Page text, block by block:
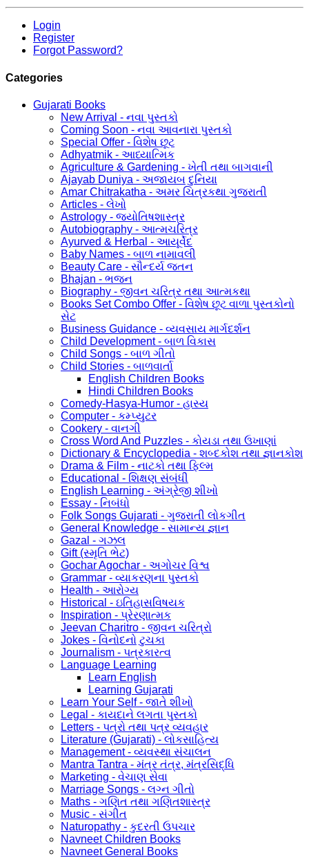
Login
Register
Forgot Password?
Categories
Gujarati Books
New Arrival - નવા પુસ્તકો
Coming Soon - નવા આવનારા પુસ્તકો
Special Offer - વિશેષ છૂટ
Adhyatmik - આધ્યાત્મિક
Agriculture & Gardening - ખેતી તથા બાગવાની
Ajayab Duniya - અજાયબ દુનિયા
Amar Chitrakatha - અમર ચિત્રકથા ગુજરાતી
Articles - લેખો
Astrology - જ્યોતિષશાસ્ત્ર
Autobiography - આત્મચરિત્ર
Ayurved & Herbal - આયૂર્વેદ
Baby Names - બાળ નામાવલી
Beauty Care - સૌન્દર્ય જતન
Bhajan - ભજન
Biography - જીવન ચરિત્ર તથા આત્મકથા
Books Set Combo Offer - વિશેષ છૂટ વાળા પુસ્તકોનો
સેટ
Business Guidance - વ્યવસાય માર્ગદર્શન
Child Development - બાળ વિકાસ
Child Songs - બાળ ગીતો
Child Stories - બાળવાર્તા
English Children Books
Hindi Children Books
Comedy-Hasya-Humor - હાસ્ય
Computer - કમ્પ્યુટર
Cookery - વાનગી
Cross Word And Puzzles - કોયડા તથા ઉખાણાં
Dictionary & Encyclopedia - શબ્દકોશ તથા જ્ઞાનકોશ
Drama & Film - નાટકો તથા ફિલ્મ
Educational - શિક્ષણ સંબંધી
English Learning - અંગ્રેજી શીખો
Essay - નિબંધો
Folk Songs Gujarati - ગુજરાતી લોકગીત
General Knowledge - સામાન્ય જ્ઞાન
Gazal - ગઝલ
Gift (સ્મૃતિ ભેટ)
Gochar Agochar - અગોચર વિશ્વ
Grammar - વ્યાકરણના પુસ્તકો
Health - આરોગ્ય
Historical - ઇતિહાસવિષયક
Inspiration - પ્રેરણાત્મક
Jeevan Charitro - જીવન ચરિત્રો
Jokes - વિનોદનો ટુચકા
Journalism - પત્રકારત્વ
Language Learning
Learn English
Learning Gujarati
Learn Your Self - જાતે શીખો
Legal - કાયદાને લગતા પુસ્તકો
Letters - પત્રો તથા પત્ર વ્યવહાર
Literature (Gujarati) - લોકસાહિત્ય
Management - વ્યવસ્થા સંચાલન
Mantra Tantra - મંત્ર તંત્ર, મંત્રસિદ્ધિ
Marketing - વેચાણ સેવા
Marriage Songs - લગ્ન ગીતો
Maths - ગણિત તથા ગણિતશાસ્ત્ર
Music - સંગીત
Naturopathy - કુદરતી ઉપચાર
Navneet Children Books
Navneet General Books